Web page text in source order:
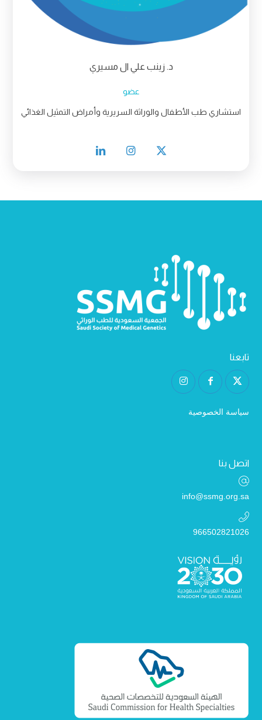
د. زينب علي ال مسيري
عضو
استشاري طب الأطفال والوراثة السريرية وأمراض التمثيل الغذائي
تابعنا
سياسة الخصوصية
اتصل بنا
info@ssmg.org.sa
966502821026